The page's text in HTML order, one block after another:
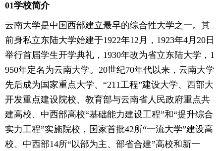
01学校简介
云南大学是中国西部建立最早的综合性大学之一。其
前身私立东陆大学始建于1922年12月，1923年4月20日
举行首届学生开学典礼，1930年改为省立东陆大学，1
950年定名为云南大学。20世纪70年代以来，云南大学
先后成为国家重点大学、“211工程”建设大学、西部大
开发重点建设院校、教育部与云南省人民政府重点共
建高校、中西部高校“基础能力建设工程”和“提升综合
实力工程”实施院校，国家首批42所“一流大学”建设高
校、中西部14所“以部为主、部省合建”高校和新一